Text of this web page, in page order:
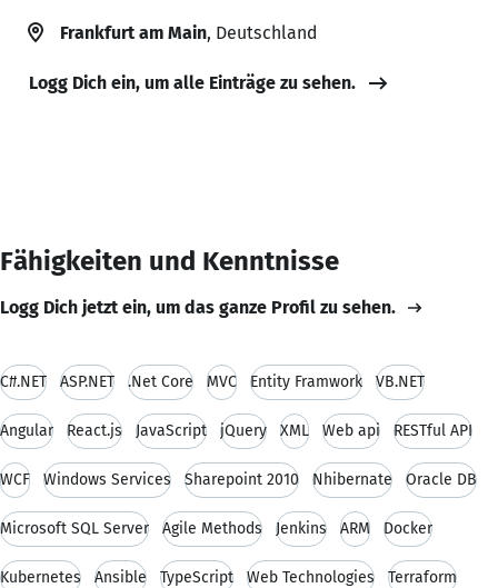
Frankfurt am Main, Deutschland
Logg Dich ein, um alle Einträge zu sehen.
Fähigkeiten und Kenntnisse
Logg Dich jetzt ein, um das ganze Profil zu sehen.
C#.NET ASP.NET .Net Core MVC Entity Framwork VB.NET
Angular React.js JavaScript jQuery XML Web api RESTful API
WCF Windows Services Sharepoint 2010 Nhibernate Oracle DB
Microsoft SQL Server Agile Methods Jenkins ARM Docker
Kubernetes Ansible TypeScript Web Technologies Terraform